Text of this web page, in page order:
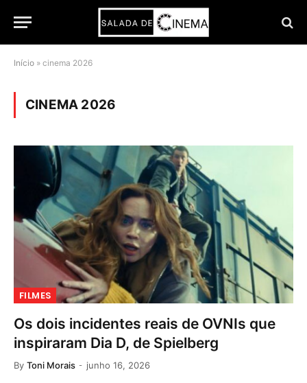
Início » cinema 2026
CINEMA 2026
FILMES
Os dois incidentes reais de OVNIs que
inspiraram Dia D, de Spielberg
By Toni Morais junho 16, 2026